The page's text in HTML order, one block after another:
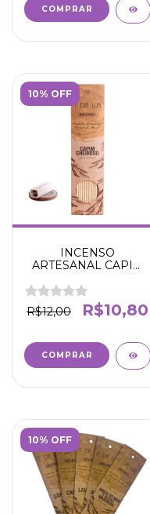
10% OFF
INCENSO
ARTESANAL CAPIM
AFETIVIDADE E
DESCANSO -N' DA
LUA
R$12,00 R$10,80
10% OFF